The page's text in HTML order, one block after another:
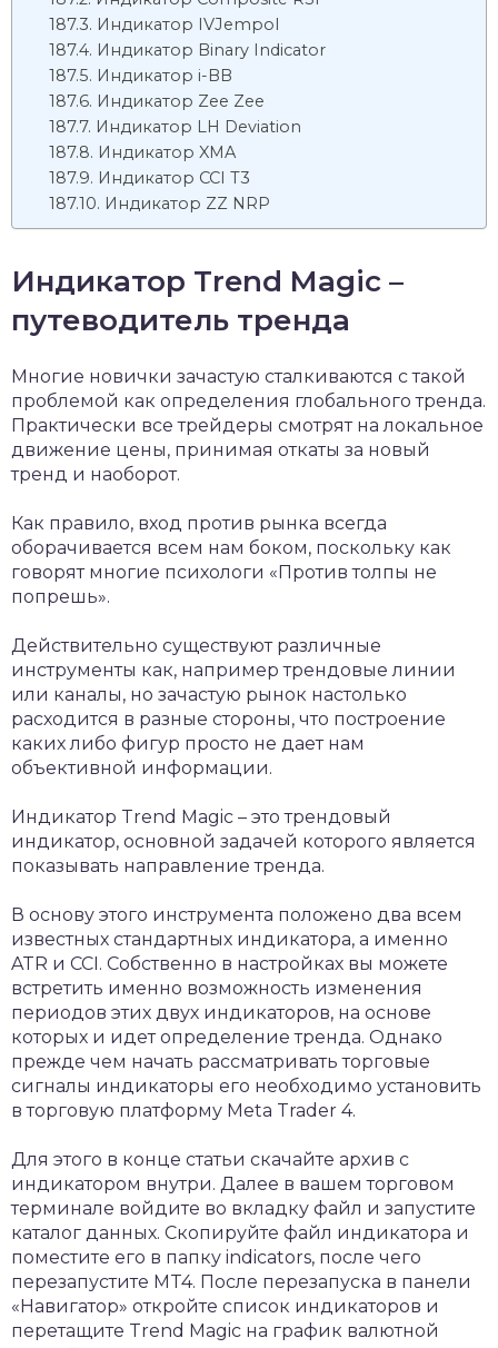
Индикатор IVJempol
Индикатор Binary Indicator
Индикатор i-BB
Индикатор Zee Zee
Индикатор LH Deviation
Индикатор XMA
Индикатор CCI T3
Индикатор ZZ NRP
Индикатор Trend Magic –
путеводитель тренда
Многие новички зачастую сталкиваются с такой
проблемой как определения глобального тренда.
Практически все трейдеры смотрят на локальное
движение цены, принимая откаты за новый
тренд и наоборот.
Как правило, вход против рынка всегда
оборачивается всем нам боком, поскольку как
говорят многие психологи «Против толпы не
попрешь».
Действительно существуют различные
инструменты как, например трендовые линии
или каналы, но зачастую рынок настолько
расходится в разные стороны, что построение
каких либо фигур просто не дает нам
объективной информации.
Индикатор Trend Magic – это трендовый
индикатор, основной задачей которого является
показывать направление тренда.
В основу этого инструмента положено два всем
известных стандартных индикатора, а именно
ATR и ССI. Собственно в настройках вы можете
встретить именно возможность изменения
периодов этих двух индикаторов, на основе
которых и идет определение тренда. Однако
прежде чем начать рассматривать торговые
сигналы индикаторы его необходимо установить
в торговую платформу Meta Trader 4.
Для этого в конце статьи скачайте архив с
индикатором внутри. Далее в вашем торговом
терминале войдите во вкладку файл и запустите
каталог данных. Скопируйте файл индикатора и
поместите его в папку indicators, после чего
перезапустите MT4. После перезапуска в панели
«Навигатор» откройте список индикаторов и
перетащите Trend Magic на график валютной